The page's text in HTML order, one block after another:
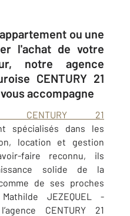
ou une
l'achat de votre
notre agence
CENTURY 21
accompagne
CENTURY 21
spécialisés dans les
location et gestion
faire reconnu, ils
solide de la
de ses proches
JEZEQUEL -
CENTURY 21